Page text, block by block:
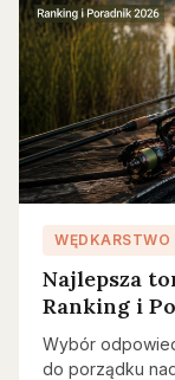
WĘDKARSTWO
Najlepsza
Ranking i
Wybór
do porządku